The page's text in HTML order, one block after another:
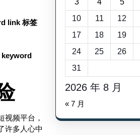
link 标签
视频平台，
许多人心中
2026 年 8 月
3
4 5
10
11 12
17
18 19
24
25 26
31
« 7 月